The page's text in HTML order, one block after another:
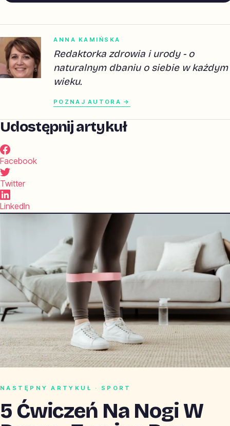
ANNA KAMIŃSKA
Redaktorka zdrowia i urody - o
naturalnym dbaniu o siebie w każdym
wieku.
POZNAJ AUTORA →
Udostępnij artykuł
Facebook
Twitter
LinkedIn
NASTĘPNY ARTYKUŁ · SPORT
5 Ćwiczeń Na Nogi W